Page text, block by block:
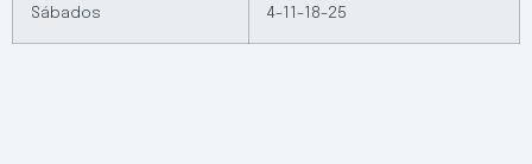
Sábados 4-11-18-25